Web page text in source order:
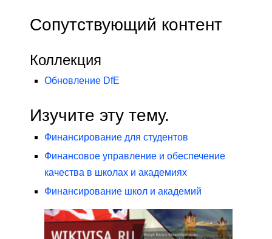
Сопутствующий контент
Коллекция
Обновление DfE
Изучите эту тему.
Финансирование для студентов
Финансовое управление и обеспечение
качества в школах и академиях
Финансирование школ и академий